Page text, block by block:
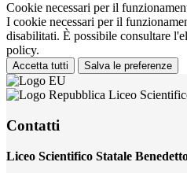
Cookie necessari per il
I cookie necessari per il
disabilitati. È possibile consultare
policy.
Accetta tutti Salva le preferenze
Liceo
Contatti
Liceo Scientifico Statale